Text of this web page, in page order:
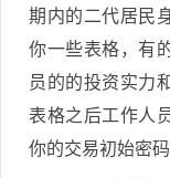
期内的二代居民
你一些表格，有
员的的投资实力
表格之后工作人
你的交易初始密